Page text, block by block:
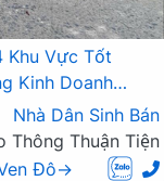
Khu Vực Tốt
Kinh Doanh
Nhà Dân Sinh Bán
Thông Thuận Tiện
Đô→